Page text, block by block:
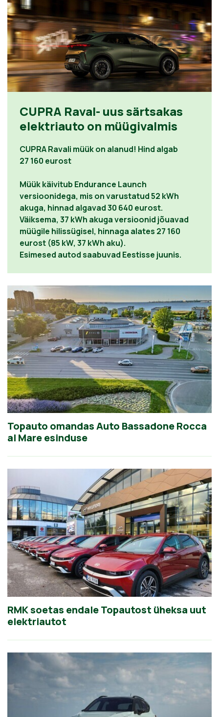
CUPRA Raval- uus särtsakas
elektriauto on müügivalmis
CUPRA Ravali müük on alanud! Hind algab
27 160 eurost
Müük käivitub Endurance Launch
versioonidega, mis on varustatud 52 kWh
akuga, hinnad algavad 30 640 eurost.
Väiksema, 37 kWh akuga versioonid jõuavad
müügile hilissügisel, hinnaga alates 27 160
eurost (85 kW, 37 kWh aku).
Esimesed autod saabuvad Eestisse juunis.
Topauto omandas Auto Bassadone Rocca
al Mare esinduse
RMK soetas endale Topautost üheksa uut
elektriautot